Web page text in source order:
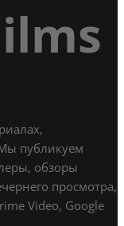
публикуем
обзоры
просмотра,
Video, Google